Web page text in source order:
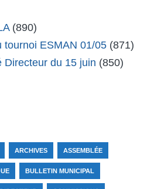
(890)
tournoi ESMAN 01/05 (871)
Directeur du 15 juin (850)
ARCHIVES ASSEMBLÉE
BULLETIN MUNICIPAL